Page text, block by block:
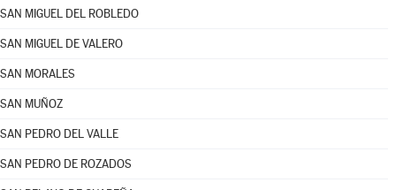
SAN MIGUEL DEL ROBLEDO
SAN MIGUEL DE VALERO
SAN MORALES
SAN MUÑOZ
SAN PEDRO DEL VALLE
SAN PEDRO DE ROZADOS